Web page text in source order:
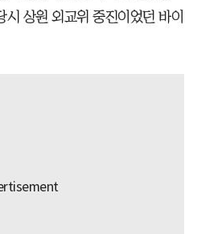
상원 외교위 중진이었던 바이